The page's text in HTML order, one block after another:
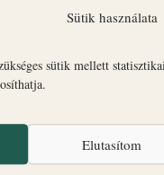
Sütik használata
sütik mellett
Elutasítom